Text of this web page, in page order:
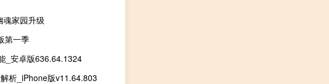
魂家园升级
第一季
_安卓版636.64.1324
析_iPhone版v11.64.803